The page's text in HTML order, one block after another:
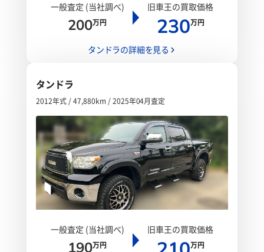
一般査定 (当社調べ)
200万円
旧車王の買取価格
230万円
タンドラの詳細を見る
タンドラ
2012年式 / 47,880km / 2025年04月査定
一般査定 (当社調べ)
190万円
旧車王の買取価格
万円